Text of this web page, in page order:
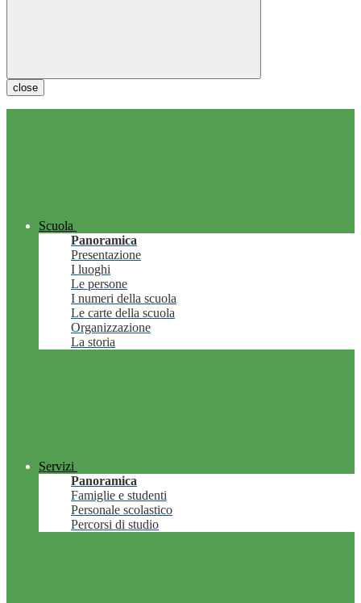
close
Scuola
Panoramica
Presentazione
I luoghi
Le persone
I numeri della scuola
Le carte della scuola
Organizzazione
La storia
Servizi
Panoramica
Famiglie e studenti
Personale scolastico
Percorsi di studio